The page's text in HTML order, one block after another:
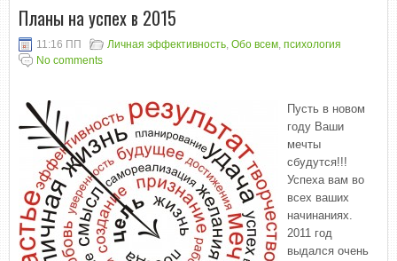
Планы на успех в 2015
11:16 ПП Личная эффективность, Обо всем, психология
No comments
Пусть в новом
году Ваши
мечты
сбудутся!!!
Успеха вам во
всех ваших
начинаниях.
2011 год
выдался очень